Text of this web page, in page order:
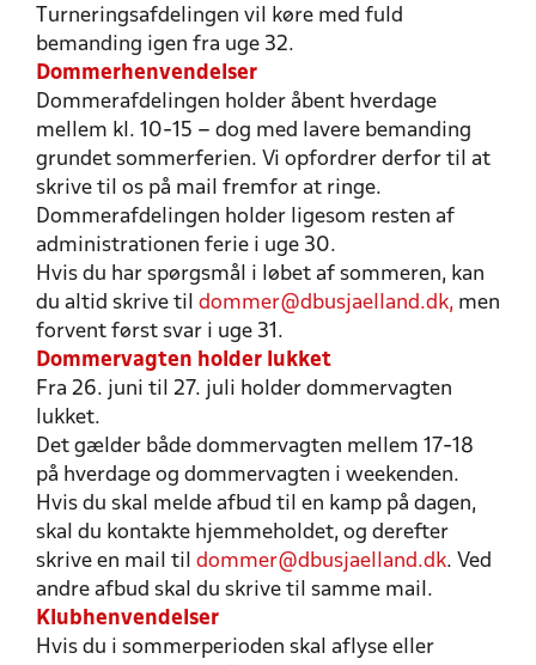
Turneringsafdelingen vil køre med fuld
bemanding igen fra uge 32.
Dommerhenvendelser
Dommerafdelingen holder åbent hverdage
mellem kl. 10-15 – dog med lavere bemanding
grundet sommerferien. Vi opfordrer derfor til at
skrive til os på mail fremfor at ringe.
Dommerafdelingen holder ligesom resten af
administrationen ferie i uge 30.
Hvis du har spørgsmål i løbet af sommeren, kan
du altid skrive til dommer@dbusjaelland.dk, men
forvent først svar i uge 31.
Dommervagten holder lukket
Fra 26. juni til 27. juli holder dommervagten
lukket.
Det gælder både dommervagten mellem 17-18
på hverdage og dommervagten i weekenden.
Hvis du skal melde afbud til en kamp på dagen,
skal du kontakte hjemmeholdet, og derefter
skrive en mail til dommer@dbusjaelland.dk. Ved
andre afbud skal du skrive til samme mail.
Klubhenvendelser
Hvis du i sommerperioden skal aflyse eller